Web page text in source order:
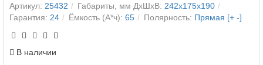
Артикул: 25432 Габариты, мм ДхШхВ: 242x175x190
Гарантия: 24 Ёмкость (А*ч): 65 Полярность: Прямая [+ -]
В наличии